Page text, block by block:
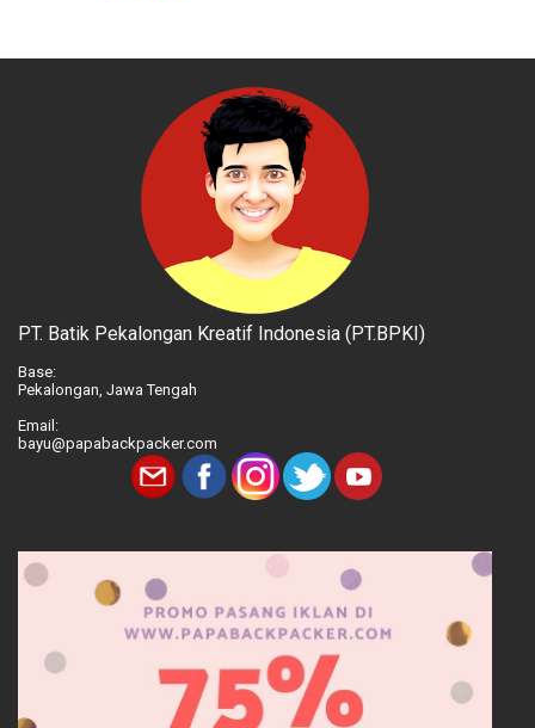
PT. Batik Pekalongan Kreatif Indonesia (PT.BPKI)
Base:
Pekalongan, Jawa Tengah
Email:
bayu@papabackpacker.com